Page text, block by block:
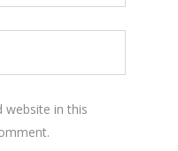
website in this